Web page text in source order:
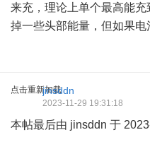
来充，理论上单个最高能
掉一些头部能量，但如果电
点击重新加载
jinsddn
2023-11-29 19:31:18
本帖最后由 jinsddn 于